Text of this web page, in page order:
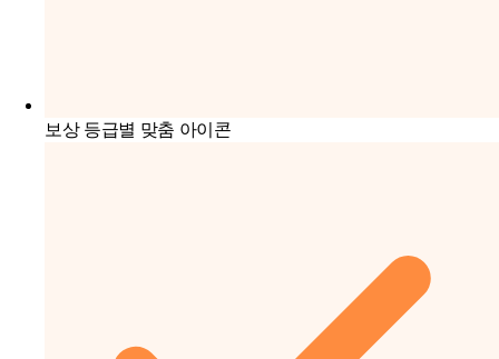
보상 등급별 맞춤 아이콘